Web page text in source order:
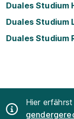
Duales Studium
Duales Studium
Duales Studium
Hier